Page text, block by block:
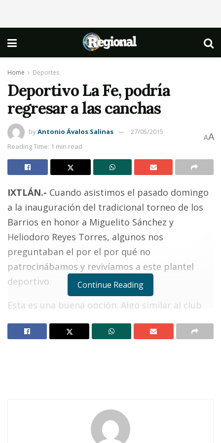
Home Deportes
Deportivo La Fe, podría
regresar a las canchas
byAntonio Ávalos Salinas
27/05/2015
Reading Time: 1 min read
AA
IXTLÁN.- Cuando asistimos el pasado domingo
a la inauguración del tradicional torneo de los
Barrios en honor a Miguelito Sánchez y
Heliodoro Reyes Torres, algunos nos
preguntaban el por el por qué no
patrocinábamos y revivíamos a este plantel
deportivo.
Esta es una buena opción. Algo similar al club
club social y deportivo La Fe escribió grandes
notamos satisfecho por sus logros en el ámbito
deportivo que es un claro ejemplo para las
nuevas generaciones.
Continue Reading